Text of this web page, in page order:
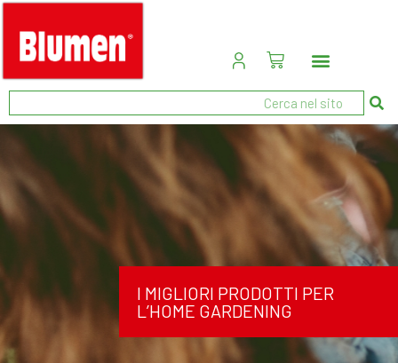
I MIGLIORI PRODOTTI PER
L’HOME GARDENING